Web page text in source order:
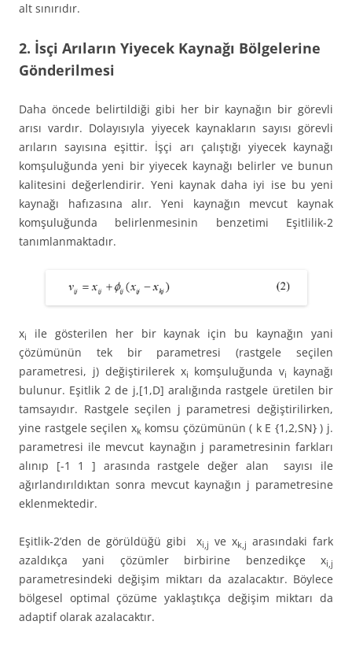
alt sınırıdır.
2. İsçi Arıların Yiyecek Kaynağı Bölgelerine
Gönderilmesi
Daha öncede belirtildiği gibi her bir kaynağın bir görevli
arısı vardır. Dolayısıyla yiyecek kaynakların sayısı görevli
arıların sayısına eşittir. İşçi arı çalıştığı yiyecek kaynağı
komşuluğunda yeni bir yiyecek kaynağı belirler ve bunun
kalitesini değerlendirir. Yeni kaynak daha iyi ise bu yeni
kaynağı hafızasına alır. Yeni kaynağın mevcut kaynak
komşuluğunda belirlenmesinin benzetimi Eşitlilik-2
tanımlanmaktadır.
xi
ile gösterilen her bir kaynak için bu kaynağın yani
çözümünün tek bir parametresi (rastgele seçilen
parametresi, j) değiştirilerek xi komşuluğunda vi
kaynağı
bulunur. Eşitlik 2 de j,[1,D] aralığında rastgele üretilen bir
tamsayıdır. Rastgele seçilen j parametresi değiştirilirken,
yine rastgele seçilen xkkomsu çözümünün ( k E {1,2,SN} ) j.
parametresi ile mevcut kaynağın j parametresinin farkları
alınıp [-1 1 ] arasında rastgele değer alan sayısı ile
ağırlandırıldıktan sonra mevcut kaynağın j parametresine
eklenmektedir.
Eşitlik-2’den de görüldüğü gibi xi,j ve xk,j arasındaki fark
azaldıkça yani çözümler birbirine benzedikçe xi,j
parametresindeki değişim miktarı da azalacaktır. Böylece
bölgesel optimal çözüme yaklaştıkça değişim miktarı da
adaptif olarak azalacaktır.